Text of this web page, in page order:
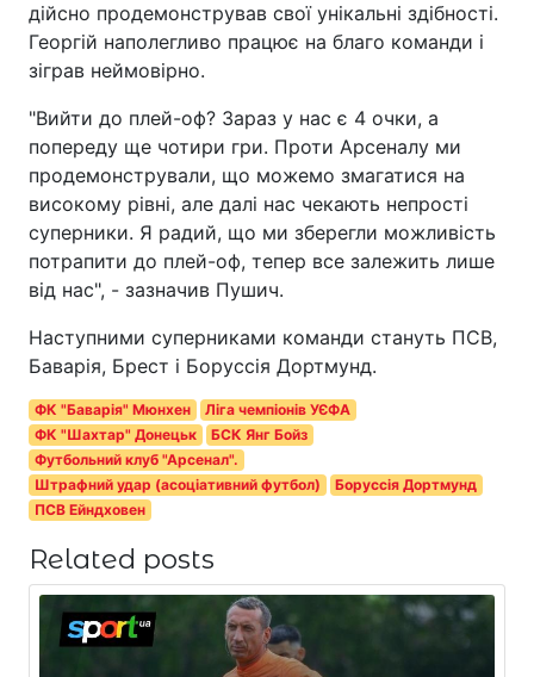
дійсно продемонстрував свої унікальні здібності.
Георгій наполегливо працює на благо команди і
зіграв неймовірно.
"Вийти до плей-оф? Зараз у нас є 4 очки, а
попереду ще чотири гри. Проти Арсеналу ми
продемонстрували, що можемо змагатися на
високому рівні, але далі нас чекають непрості
суперники. Я радий, що ми зберегли можливість
потрапити до плей-оф, тепер все залежить лише
від нас", - зазначив Пушич.
Наступними суперниками команди стануть ПСВ,
Баварія, Брест і Боруссія Дортмунд.
ФК "Баварія" Мюнхен
Ліга чемпіонів УЄФА
ФК "Шахтар" Донецьк
БСК Янг Бойз
Футбольний клуб "Арсенал".
Штрафний удар (асоціативний футбол)
Боруссія Дортмунд
ПСВ Ейндховен
Related posts